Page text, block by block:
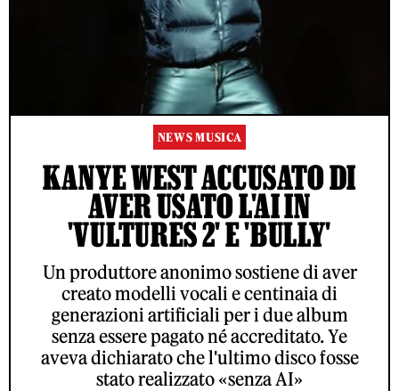
NEWS MUSICA
KANYE WEST ACCUSATO DI
AVER USATO L'AI IN
'VULTURES 2' E 'BULLY'
Un produttore anonimo sostiene di aver
creato modelli vocali e centinaia di
generazioni artificiali per i due album
senza essere pagato né accreditato. Ye
aveva dichiarato che l'ultimo disco fosse
stato realizzato «senza AI»